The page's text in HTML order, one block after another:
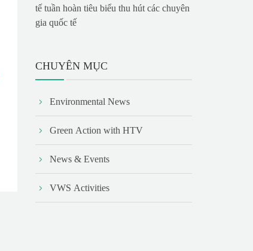
tế tuần hoàn tiêu biểu thu hút các chuyên
gia quốc tế
CHUYÊN MỤC
Environmental News
Green Action with HTV
News & Events
VWS Activities